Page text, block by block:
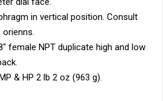
in vertical position. Consult
female NPT duplicate high and low
& HP 2 lb 2 oz (963 g).